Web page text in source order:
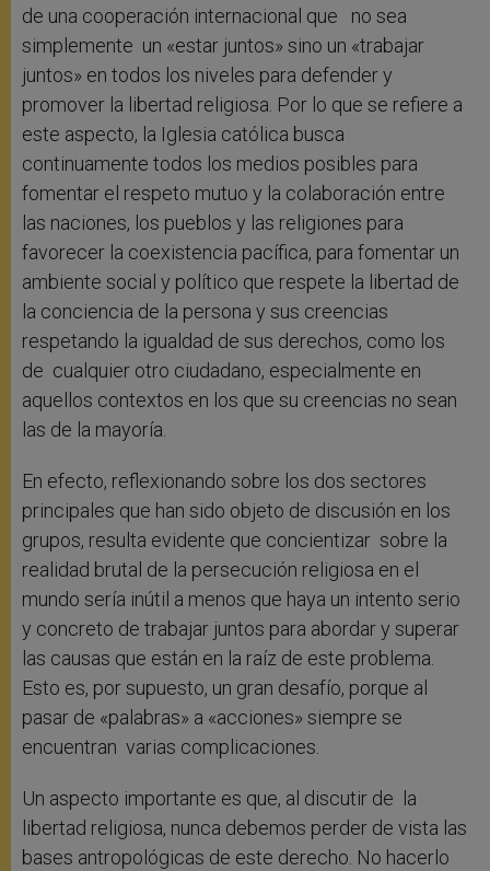
de una cooperación internacional que no sea
simplemente un «estar juntos» sino un «trabajar
juntos» en todos los niveles para defender y
promover la libertad religiosa. Por lo que se refiere a
este aspecto, la Iglesia católica busca
continuamente todos los medios posibles para
fomentar el respeto mutuo y la colaboración entre
las naciones, los pueblos y las religiones para
favorecer la coexistencia pacífica, para fomentar un
ambiente social y político que respete la libertad de
la conciencia de la persona y sus creencias
respetando la igualdad de sus derechos, como los
de cualquier otro ciudadano, especialmente en
aquellos contextos en los que su creencias no sean
las de la mayoría.
En efecto, reflexionando sobre los dos sectores
principales que han sido objeto de discusión en los
grupos, resulta evidente que concientizar sobre la
realidad brutal de la persecución religiosa en el
mundo sería inútil a menos que haya un intento serio
y concreto de trabajar juntos para abordar y superar
las causas que están en la raíz de este problema.
Esto es, por supuesto, un gran desafío, porque al
pasar de «palabras» a «acciones» siempre se
encuentran varias complicaciones.
Un aspecto importante es que, al discutir de la
libertad religiosa, nunca debemos perder de vista las
bases antropológicas de este derecho. No hacerlo